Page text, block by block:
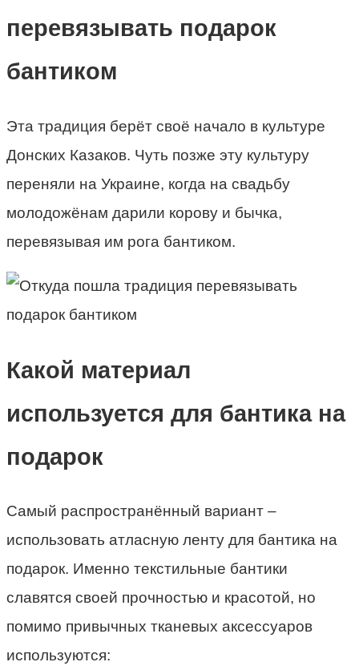
перевязывать подарок
бантиком
Эта традиция берёт своё начало в культуре
Донских Казаков. Чуть позже эту культуру
переняли на Украине, когда на свадьбу
молодожёнам дарили корову и бычка,
перевязывая им рога бантиком.
Какой материал
используется для бантика на
подарок
Самый распространённый вариант –
использовать атласную ленту для бантика на
подарок. Именно текстильные бантики
славятся своей прочностью и красотой, но
помимо привычных тканевых аксессуаров
используются: